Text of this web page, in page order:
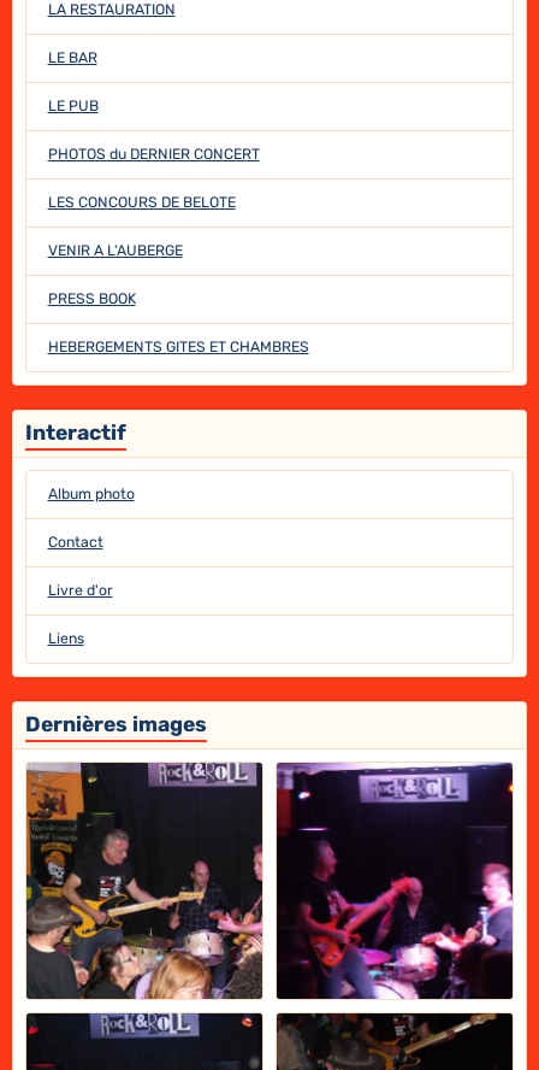
LA RESTAURATION
LE BAR
LE PUB
PHOTOS du DERNIER CONCERT
LES CONCOURS DE BELOTE
VENIR A L'AUBERGE
PRESS BOOK
HEBERGEMENTS GITES ET CHAMBRES
Interactif
Album photo
Contact
Livre d'or
Liens
Dernières images